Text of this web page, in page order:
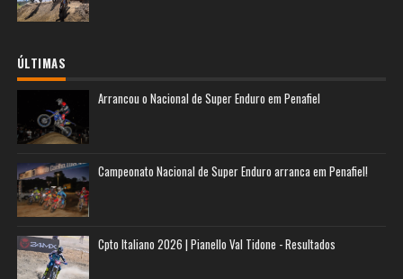
ÚLTIMAS
Arrancou o Nacional de Super Enduro em Penafiel
Campeonato Nacional de Super Enduro arranca em Penafiel!
Cpto Italiano 2026 | Pianello Val Tidone - Resultados